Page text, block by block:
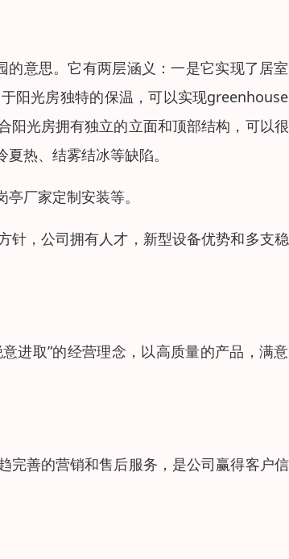
意思。它有两层涵义：一是它实现了居
阳光房独特的保温，可以实现
阳光房拥有独立的立面和顶部结构，可以
热、结雾结冰等缺陷。
厂家定制安装等。
针，公司拥有人才，新型设备优势和多支
进取”的经营理念，以高质量的产品，满
完善的营销和售后服务，是公司赢得客户